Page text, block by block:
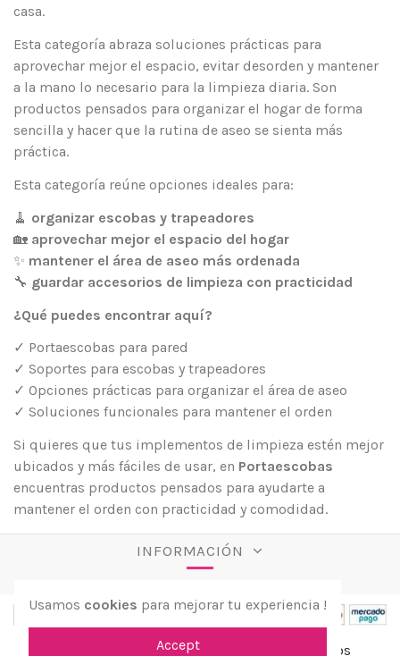
casa.
Esta categoría abraza soluciones prácticas para
aprovechar mejor el espacio, evitar desorden y mantener
a la mano lo necesario para la limpieza diaria. Son
productos pensados para organizar el hogar de forma
sencilla y hacer que la rutina de aseo se sienta más
práctica.
Esta categoría reúne opciones ideales para:
🧹 organizar escobas y trapeadores
🏡 aprovechar mejor el espacio del hogar
✨ mantener el área de aseo más ordenada
🔧 guardar accesorios de limpieza con practicidad
¿Qué puedes encontrar aquí?
✓ Portaescobas para pared
✓ Soportes para escobas y trapeadores
✓ Opciones prácticas para organizar el área de aseo
✓ Soluciones funcionales para mantener el orden
Si quieres que tus implementos de limpieza estén mejor
ubicados y más fáciles de usar, en Portaescobas
encuentras productos pensados para ayudarte a
mantener el orden con practicidad y comodidad.
INFORMACIÓN
© 2026 aPreciosdeRemate. Todos los derechos
Usamos cookies para mejorar tu experiencia !
Accept